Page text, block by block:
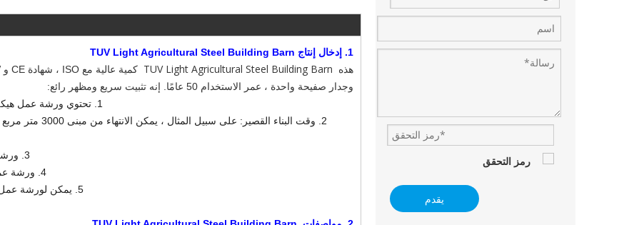
1.
إدخال إنتاج TUV Light Agricultural Steel Building Barn
هذه TUV Light Agricultural Steel Building Barn كمية عالية مع ISO ،
وجدار صفيحة واحدة ، عمر الاستخدام 50 عامًا. إنه تثبيت سريع ومظهر رائع:
1. تحتوي ورشة عمل
2.
3.
4. ورشة
5. يمكن لورشة عمل
يقدم